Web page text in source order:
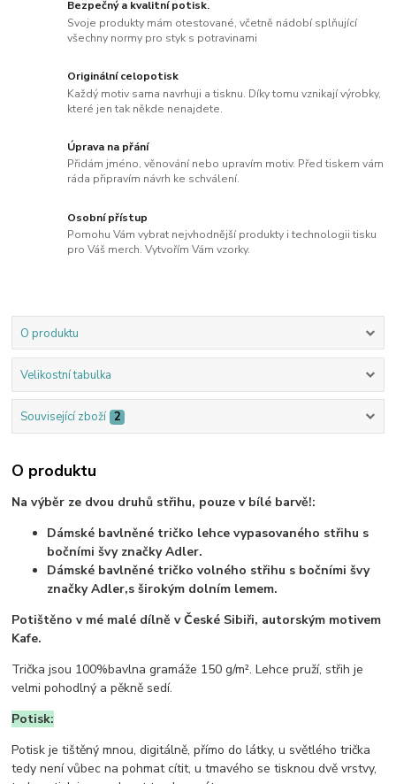
Bezpečný a kvalitní potisk.
Svoje produkty mám otestované, včetně nádobí splňující
všechny normy pro styk s potravinami
Originální celopotisk
Každý motiv sama navrhuji a tisknu. Díky tomu vznikají výrobky,
které jen tak někde nenajdete.
Úprava na přání
Přidám jméno, věnování nebo upravím motiv. Před tiskem vám
ráda připravím návrh ke schválení.
Osobní přístup
Pomohu Vám vybrat nejvhodnější produkty i technologii tisku
pro Váš merch. Vytvořím Vám vzorky.
O produktu
Velikostní tabulka
Související zboží 2
O produktu
Na výběr ze dvou druhů střihu, pouze v bílé barvě!:
Dámské bavlněné tričko lehce vypasovaného střihu s
bočními švy značky Adler.
Dámské bavlněné tričko volného střihu s bočními švy
značky Adler,s širokým dolním lemem.
Potištěno v mé malé dílně v České Sibiři, autorským motivem
Kafe.
Trička jsou 100%bavlna gramáže 150 g/m². Lehce pruží, střih je
velmi pohodlný a pěkně sedí.
Potisk:
Potisk je tištěný mnou, digitálně, přímo do látky, u světlého trička
tedy není vůbec na pohmat cítit, u tmavého se tisknou dvě vrstvy,